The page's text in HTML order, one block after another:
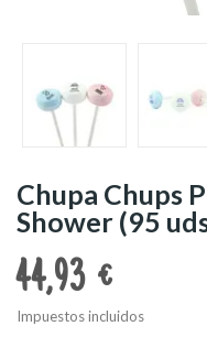
Chupa Chups
Shower (95
44,93 €
Impuestos incluidos